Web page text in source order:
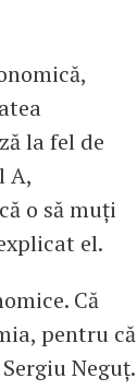
la fel de
A,
o să muți
el.
Că
pentru că
Neguț.